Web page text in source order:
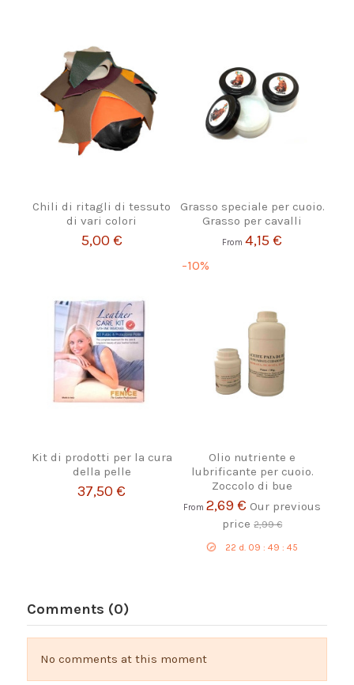
Chili di ritagli di tessuto
di vari colori
5,00 €
Grasso speciale per cuoio.
Grasso per cavalli
From4,15 €
Kit di prodotti per la cura
della pelle
37,50 €
-10%
Olio nutriente e
lubrificante per cuoio.
Zoccolo di bue
From2,69 € Our previous
price2,99 €
22 d. 09 : 49 : 45
Comments (0)
No comments at this moment